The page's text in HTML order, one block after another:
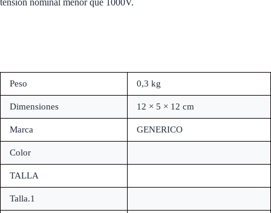
Peso 0,3 kg
Dimensiones 12 × 5 × 12 cm
Marca GENERICO
Color
TALLA
Talla.1